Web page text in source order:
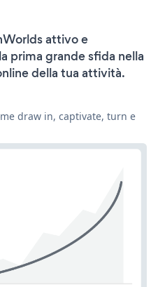
attivo e
prima grande sfida nella
della tua attività.
draw in, captivate, turn e